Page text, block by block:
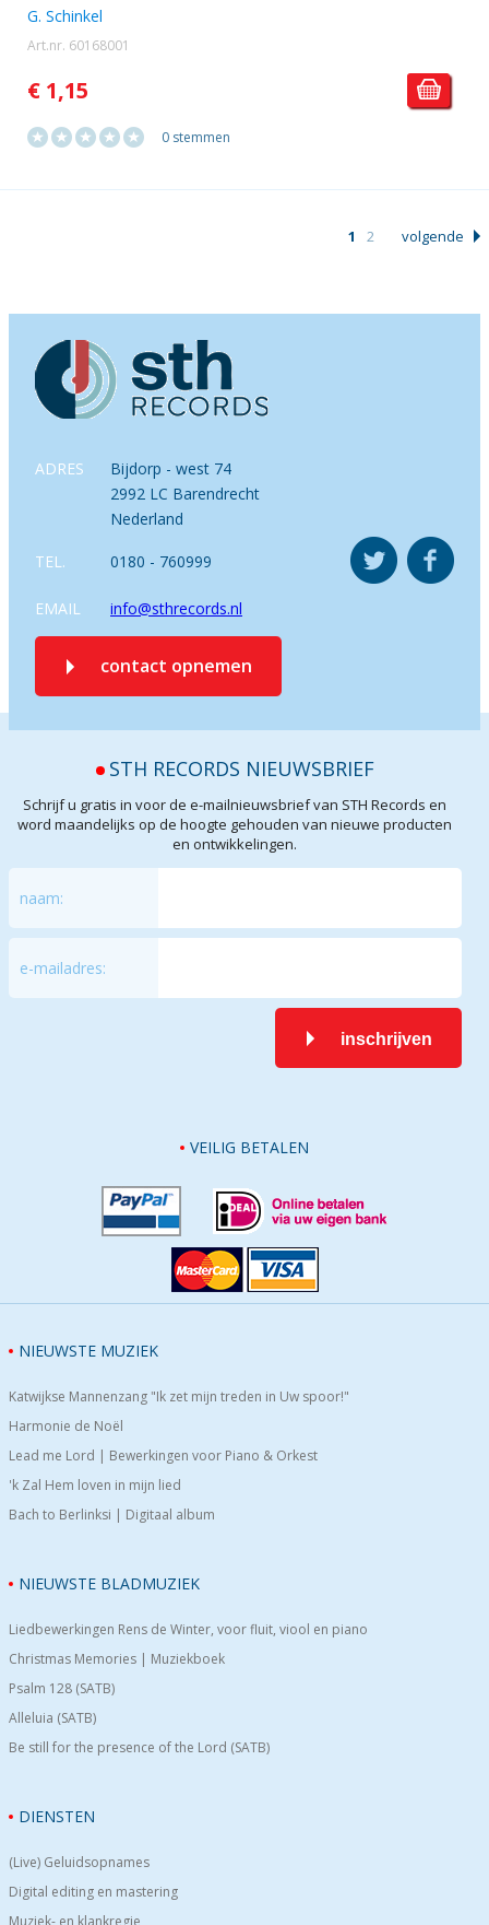
G. Schinkel
Art.nr. 60168001
€ 1,15
0 stemmen
1 2 volgende
ADRES
Bijdorp - west 74
2992 LC Barendrecht
Nederland
TEL. 0180 - 760999
EMAIL info@sthrecords.nl
contact opnemen
STH RECORDS NIEUWSBRIEF
Schrijf u gratis in voor de e-mailnieuwsbrief van STH Records en
word maandelijks op de hoogte gehouden van nieuwe producten
en ontwikkelingen.
naam:
e-mailadres:
inschrijven
VEILIG BETALEN
NIEUWSTE MUZIEK
Katwijkse Mannenzang "Ik zet mijn treden in Uw spoor!"
Harmonie de Noël
Lead me Lord | Bewerkingen voor Piano & Orkest
'k Zal Hem loven in mijn lied
Bach to Berlinksi | Digitaal album
NIEUWSTE BLADMUZIEK
Liedbewerkingen Rens de Winter, voor fluit, viool en piano
Christmas Memories | Muziekboek
Psalm 128 (SATB)
Alleluia (SATB)
Be still for the presence of the Lord (SATB)
DIENSTEN
(Live) Geluidsopnames
Digital editing en mastering
Muziek- en klankregie